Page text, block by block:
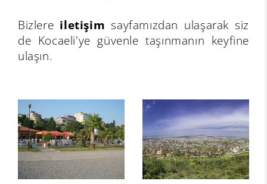
Bizlere iletişim sayfamızdan ulaşarak siz
de Kocaeli'ye güvenle taşınmanın keyfine
ulaşın.